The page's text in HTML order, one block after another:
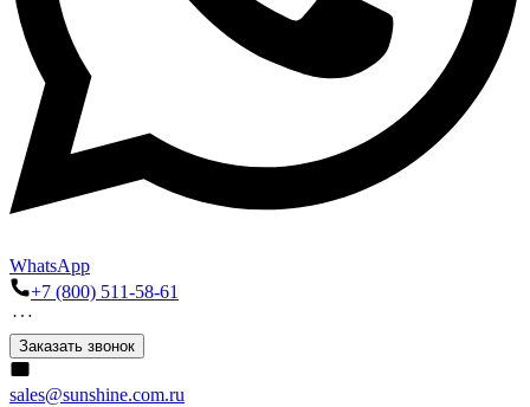
WhatsApp
+7 (800) 511-58-61
Заказать звонок
sales@sunshine.com.ru